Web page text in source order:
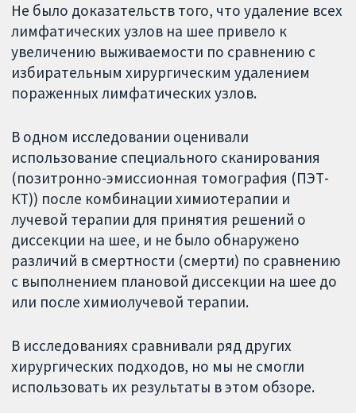
Не было доказательств того, что удаление всех
лимфатических узлов на шее привело к
увеличению выживаемости по сравнению с
избирательным хирургическим удалением
пораженных лимфатических узлов.
В одном исследовании оценивали
использование специального сканирования
(позитронно-эмиссионная томография (ПЭТ-
КТ)) после комбинации химиотерапии и
лучевой терапии для принятия решений о
диссекции на шее, и не было обнаружено
различий в смертности (смерти) по сравнению
с выполнением плановой диссекции на шее до
или после химиолучевой терапии.
В исследованиях сравнивали ряд других
хирургических подходов, но мы не смогли
использовать их результаты в этом обзоре.